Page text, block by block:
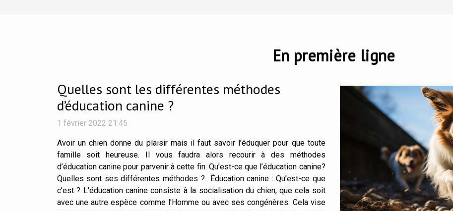
En première ligne
Quelles sont les différentes méthodes
d’éducation canine ?
1 février 2022 21:45
Avoir un chien donne du plaisir mais il faut savoir l’éduquer pour que toute
famille soit heureuse. Il vous faudra alors recourir à des méthodes
d’éducation canine pour parvenir à cette fin. Qu’est-ce que l’éducation canine?
Quelles sont ses différentes méthodes ? Éducation canine : Qu’est-ce que
c’est ? L'éducation canine consiste à la socialisation du chien, que cela soit
avec une autre espèce comme l'Homme ou avec ses congénères. Cela vise